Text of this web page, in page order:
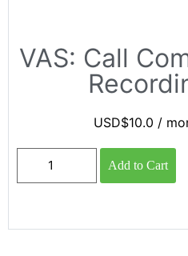
VAS: Call
USD$10.0 /
Add to Cart